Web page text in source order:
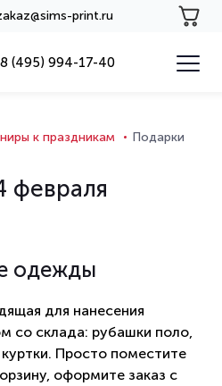
print.ru
8 (495) 994-17-40
к праздникам
Подарки
февраля
одежды
для нанесения
со склада: рубашки поло,
Просто поместите
оформите заказ с